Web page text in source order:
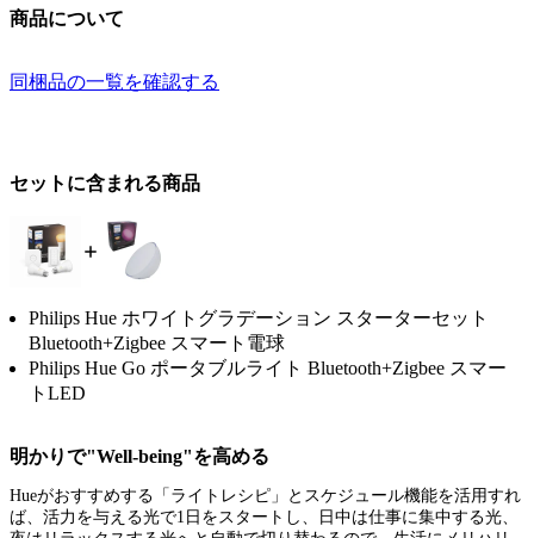
商品について
同梱品の一覧を確認する
セットに含まれる商品
Philips Hue ホワイトグラデーション スターターセット
Bluetooth+Zigbee スマート電球
Philips Hue Go ポータブルライト Bluetooth+Zigbee スマー
トLED
明かりで"Well-being"を高める
Hueがおすすめする「ライトレシピ」とスケジュール機能を活用すれ
ば、活力を与える光で1日をスタートし、日中は仕事に集中する光、